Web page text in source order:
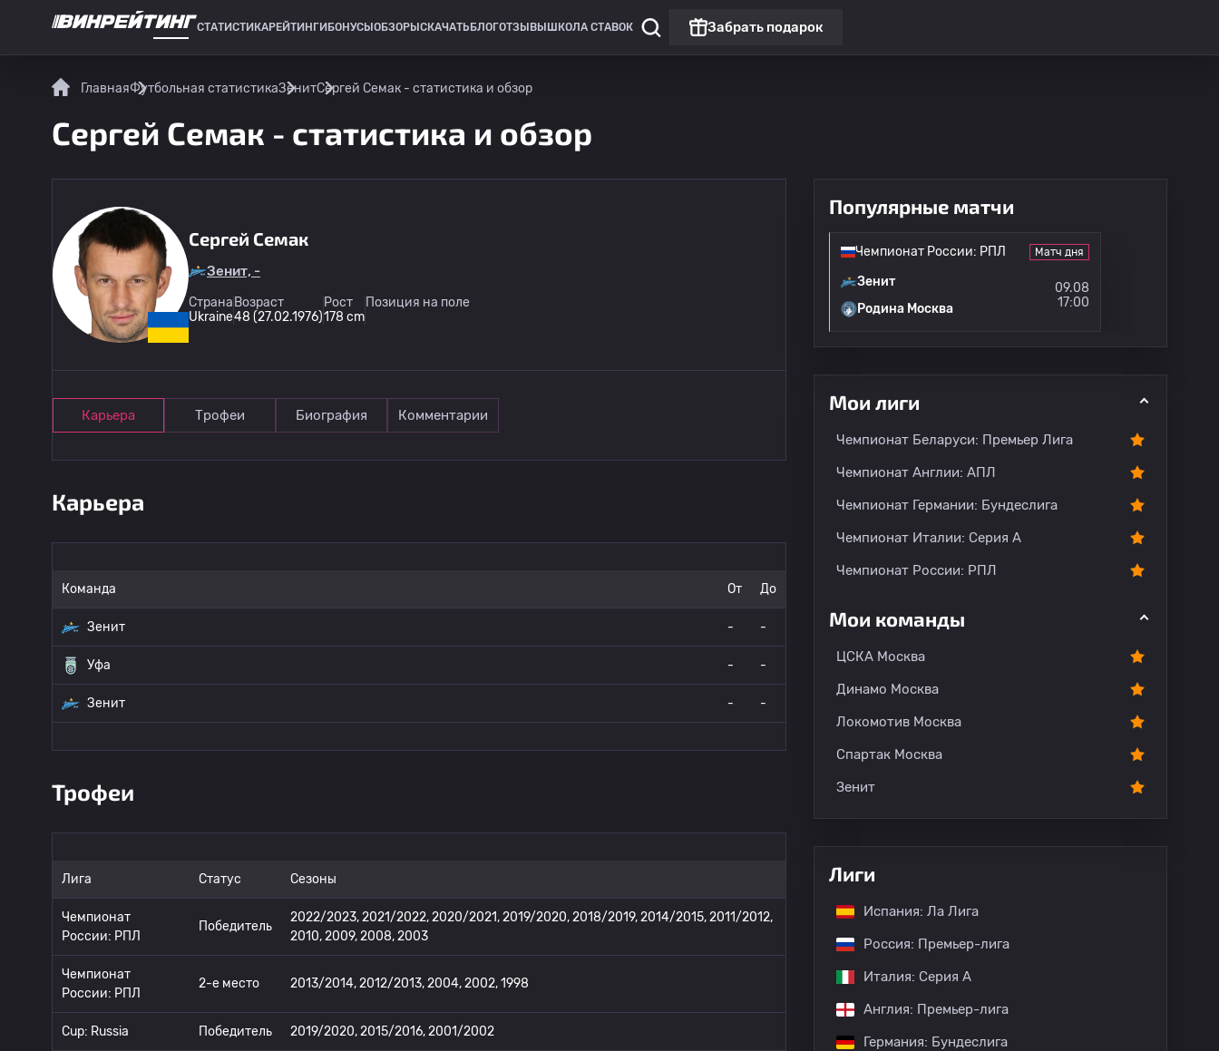
СТАТИСТИКАРЕЙТИНГИ БОНУСЫ ОБЗОРЫ СКАЧАТЬ БЛОГОТЗЫВЫ ШКОЛА СТАВОК Забрать подарок
ГлавнаяФутбольная статистикаЗенитСергей Семак - статистика и обзор
Сергей Семак - статистика и обзор
Сергей Семак
Зенит, -
Страна
Ukraine
Возраст
48 (27.02.1976)
Рост
178 cm
Позиция на поле
Карьера Трофеи Биография Комментарии
Карьера
Команда От До
Зенит - -
Уфа - -
Зенит - -
Трофеи
Лига Статус Сезоны
Чемпионат
России: РПЛ
Победитель
2022/2023, 2021/2022, 2020/2021, 2019/2020, 2018/2019, 2014/2015, 2011/2012,
2010, 2009, 2008, 2003
Чемпионат
России: РПЛ
2-е место 2013/2014, 2012/2013, 2004, 2002, 1998
Cup: Russia Победитель 2019/2020, 2015/2016, 2001/2002
Популярные матчи
Чемпионат России: РПЛ Матч дня
Зенит
Родина Москва
09.08
17:00
Мои лиги
Чемпионат Беларуси: Премьер Лига
Чемпионат Англии: АПЛ
Чемпионат Германии: Бундеслига
Чемпионат Италии: Серия А
Чемпионат России: РПЛ
Мои команды
ЦСКА Москва
Динамо Москва
Локомотив Москва
Спартак Москва
Зенит
Лиги
Испания: Ла Лига
Россия: Премьер-лига
Италия: Серия А
Англия: Премьер-лига
Германия: Бундеслига